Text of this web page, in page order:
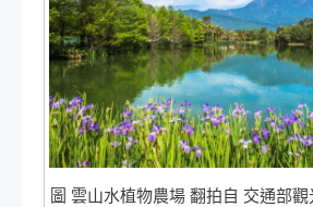
圖 雲山水植物農場 翻拍自 交通部